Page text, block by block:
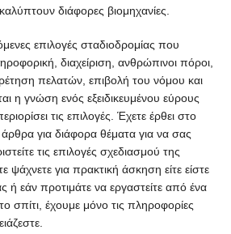
διάφορες βιομηχανίες.
επιλογές σταδιοδρομίας που
διαχείριση, ανθρώπινοι πόροι,
πελατών, επιβολή του νόμου και
η γνώση ενός εξειδικευμένου εύρους
τις επιλογές. Έχετε έρθει στο
για διάφορα θέματα για να σας
τις επιλογές σχεδιασμού της
ψάχνετε για πρακτική άσκηση είτε είστε
ή εάν προτιμάτε να εργαστείτε από ένα
σπίτι, έχουμε μόνο τις πληροφορίες